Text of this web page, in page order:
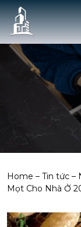
Home – Tin tức –
Mọt Cho Nhà Ở